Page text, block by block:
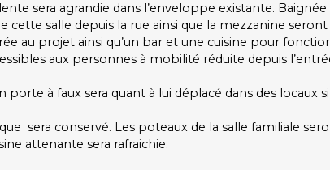
sera agrandie dans l’enveloppe existante.
cette salle depuis la rue ainsi que la mezzanine
au projet ainsi qu’un bar et une cuisine pour
aux personnes à mobilité réduite depuis
porte à faux sera quant à lui déplacé dans des locaux
sera conservé. Les poteaux de la salle familiale
attenante sera rafraichie.